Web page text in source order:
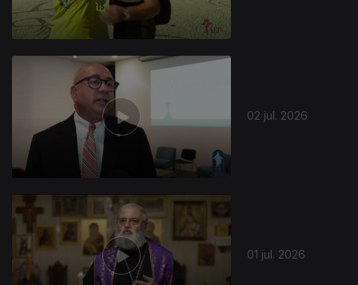
02 jul. 2026
01 jul. 2026